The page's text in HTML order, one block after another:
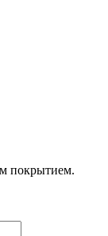
покрытием.